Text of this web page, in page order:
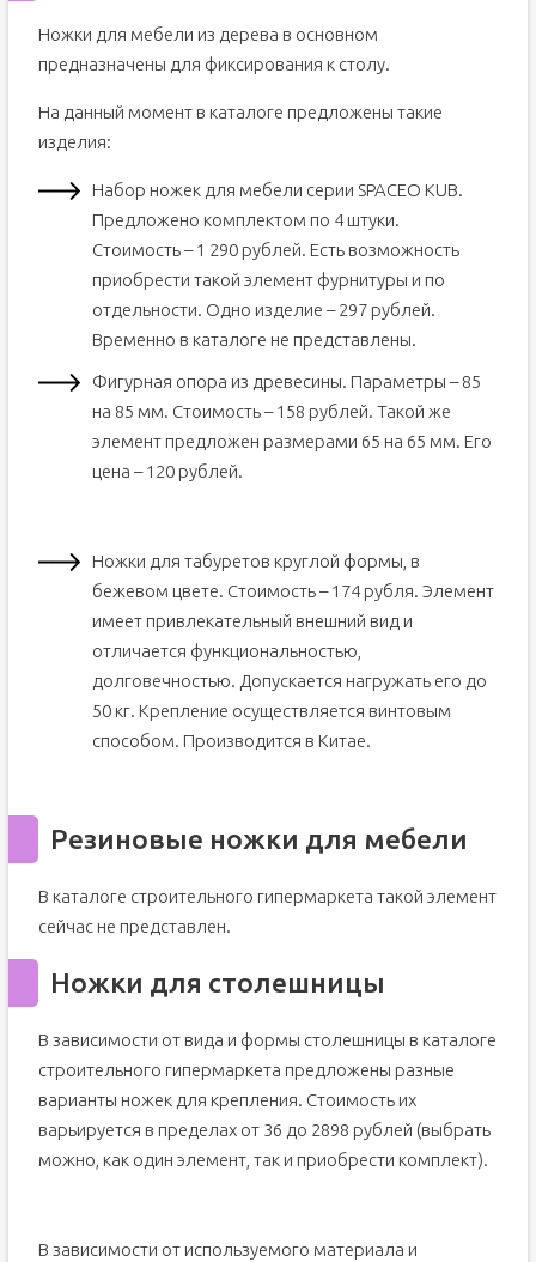
Ножки для мебели из дерева в основном
предназначены для фиксирования к столу.
На данный момент в каталоге предложены такие
изделия:
Набор ножек для мебели серии SPACEO KUB.
Предложено комплектом по 4 штуки.
Стоимость – 1 290 рублей. Есть возможность
приобрести такой элемент фурнитуры и по
отдельности. Одно изделие – 297 рублей.
Временно в каталоге не представлены.
Фигурная опора из древесины. Параметры – 85
на 85 мм. Стоимость – 158 рублей. Такой же
элемент предложен размерами 65 на 65 мм. Его
цена – 120 рублей.
Ножки для табуретов круглой формы, в
бежевом цвете. Стоимость – 174 рубля. Элемент
имеет привлекательный внешний вид и
отличается функциональностью,
долговечностью. Допускается нагружать его до
50 кг. Крепление осуществляется винтовым
способом. Производится в Китае.
Резиновые ножки для мебели
В каталоге строительного гипермаркета такой элемент
сейчас не представлен.
Ножки для столешницы
В зависимости от вида и формы столешницы в каталоге
строительного гипермаркета предложены разные
варианты ножек для крепления. Стоимость их
варьируется в пределах от 36 до 2898 рублей (выбрать
можно, как один элемент, так и приобрести комплект).
В зависимости от используемого материала и